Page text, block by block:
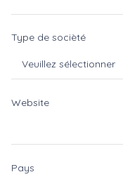
Type de socièté
Website
Pays